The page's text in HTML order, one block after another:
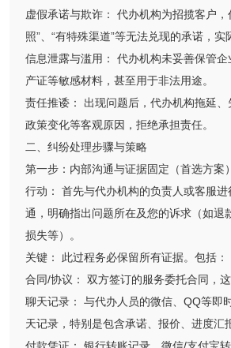
虚假承诺与欺诈： 代办机构为招揽客户，
照”、“有特殊渠道”等无法兑现的承诺，实
信息泄露与滥用： 代办机构未妥善保管
产证等敏感材料，甚至用于非法用途。
责任推诿： 出现问题后，代办机构拖延
政策变化等客观原因，拒绝承担责任。
二、纠纷处理步骤与策略
第一步：内部沟通与证据固定（首选方案）
行动： 首先与代办机构的负责人或客服
通，明确指出问题所在及您的诉求（如退
损失等）。
关键： 此过程务必保留所有证据。包括：
合同/协议： 双方签订的服务委托合同，这
聊天记录： 与代办人员的微信、QQ等即
天记录，特别是包含承诺、报价、进度汇